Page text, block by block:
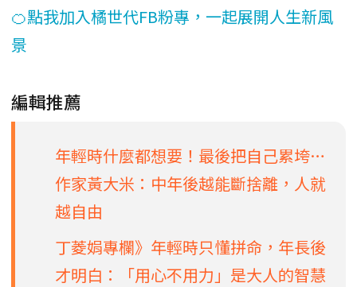
🍊點我加入橘世代FB粉專，一起展開人生新風
景
編輯推薦
年輕時什麼都想要！最後把自己累垮…
作家黃大米：中年後越能斷捨離，人就
越自由
丁菱娟專欄》年輕時只懂拼命，年長後
才明白：「用心不用力」是大人的智慧